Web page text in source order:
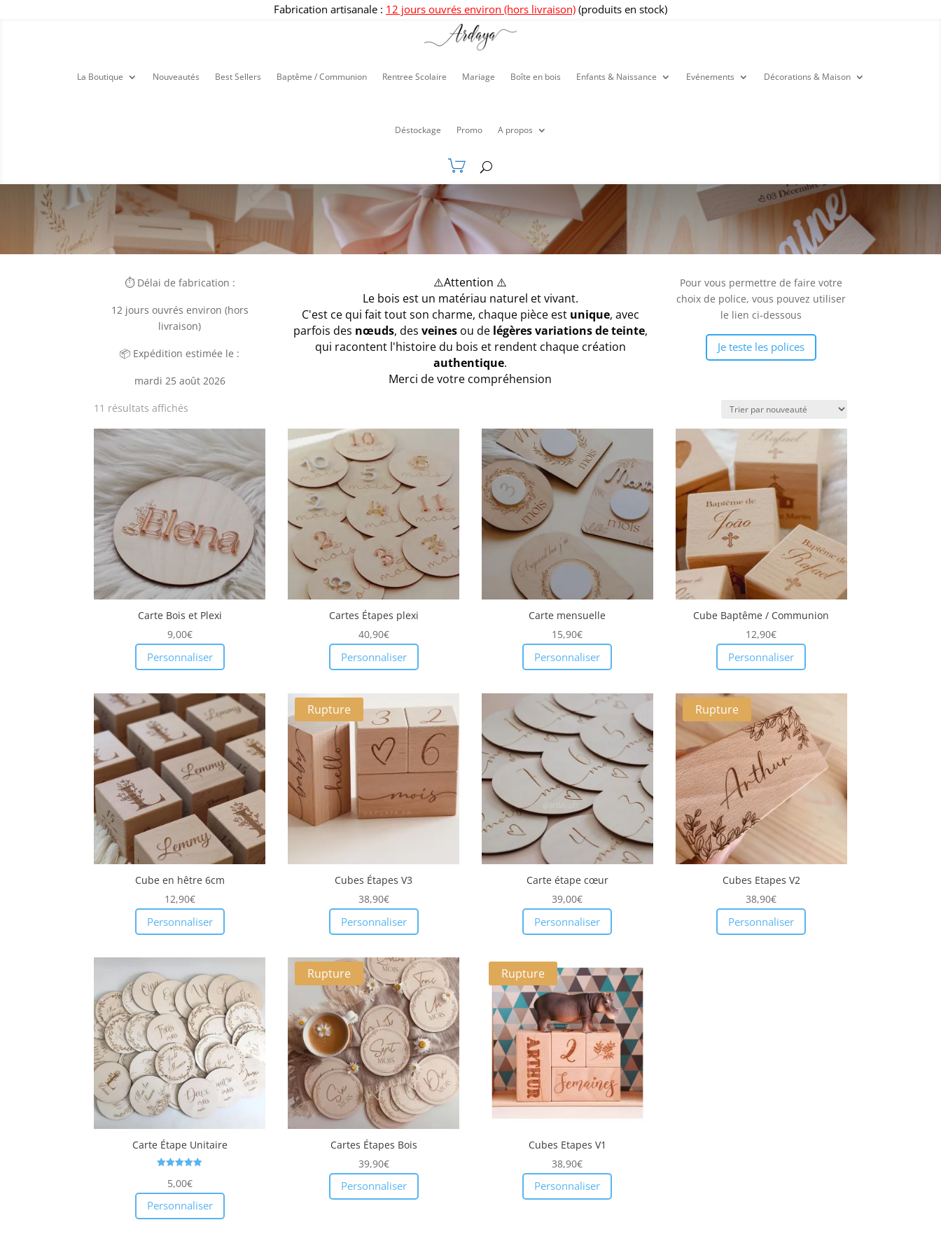
Fabrication artisanale : 12 jours ouvrés environ (hors livraison) (produits en stock)
La Boutique Nouveautés Best Sellers Baptême / Communion Rentree Scolaire Mariage Boîte en bois Enfants & Naissance Evénements Décorations & Maison
Déstockage Promo A propos
⏱️ Délai de fabrication :
12 jours ouvrés environ (hors
livraison)
📦 Expédition estimée le :
mardi 25 août 2026
⚠️Attention ⚠️
Le bois est un matériau naturel et vivant.
C'est ce qui fait tout son charme, chaque pièce est unique, avec
parfois des nœuds, des veinesou de légères variations de teinte,
qui racontent l'histoire du bois et rendent chaque création
authentique.
Merci de votre compréhension
Pour vous permettre de faire votre
choix de police, vous pouvez utiliser
le lien ci-dessous
Je teste les polices
11 résultats affichés
plus
récent
au
Carte Bois et Plexi
9,00€
Personnaliser
Cartes Étapes plexi
40,90€
Personnaliser
Carte mensuelle
15,90€
Personnaliser
Cube Baptême / Communion
12,90€
Personnaliser
Cube en hêtre 6cm
12,90€
Personnaliser
Rupture
Cubes Étapes V3
38,90€
Personnaliser
Carte étape cœur
39,00€
Personnaliser
Rupture
Cubes Etapes V2
38,90€
Personnaliser
Carte Étape Unitaire
5.00
sur 5
5,00€
Personnaliser
Rupture
Cartes Étapes Bois
39,90€
Personnaliser
Rupture
Cubes Etapes V1
38,90€
Personnaliser